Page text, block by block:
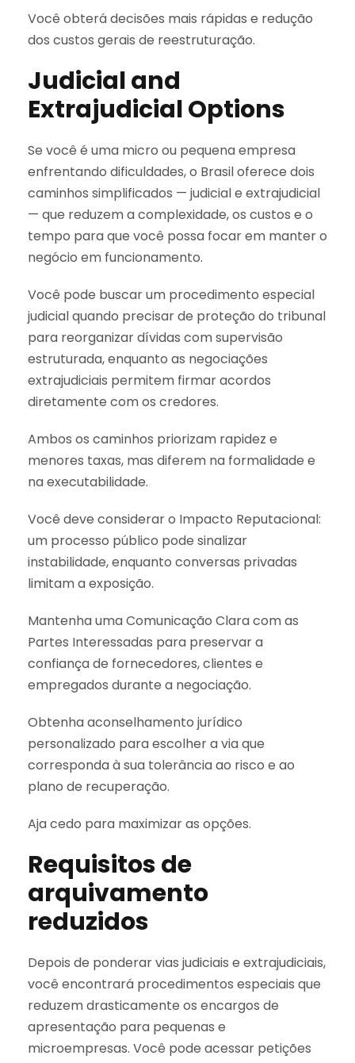
Você obterá decisões mais rápidas e redução
dos custos gerais de reestruturação.
Judicial and
Extrajudicial Options
Se você é uma micro ou pequena empresa
enfrentando dificuldades, o Brasil oferece dois
caminhos simplificados — judicial e extrajudicial
— que reduzem a complexidade, os custos e o
tempo para que você possa focar em manter o
negócio em funcionamento.
Você pode buscar um procedimento especial
judicial quando precisar de proteção do tribunal
para reorganizar dívidas com supervisão
estruturada, enquanto as negociações
extrajudiciais permitem firmar acordos
diretamente com os credores.
Ambos os caminhos priorizam rapidez e
menores taxas, mas diferem na formalidade e
na executabilidade.
Você deve considerar o Impacto Reputacional:
um processo público pode sinalizar
instabilidade, enquanto conversas privadas
limitam a exposição.
Mantenha uma Comunicação Clara com as
Partes Interessadas para preservar a
confiança de fornecedores, clientes e
empregados durante a negociação.
Obtenha aconselhamento jurídico
personalizado para escolher a via que
corresponda à sua tolerância ao risco e ao
plano de recuperação.
Aja cedo para maximizar as opções.
Requisitos de
arquivamento
reduzidos
Depois de ponderar vias judiciais e extrajudiciais,
você encontrará procedimentos especiais que
reduzem drasticamente os encargos de
apresentação para pequenas e
microempresas. Você pode acessar petições